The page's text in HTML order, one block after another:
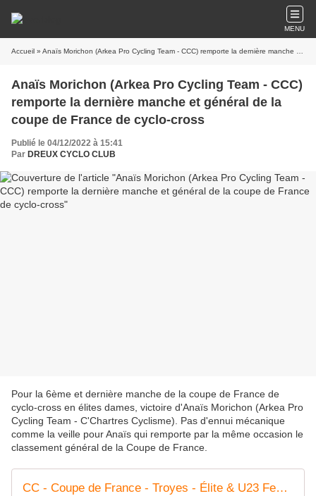
MENU
Accueil » Anaïs Morichon (Arkea Pro Cycling Team - CCC) remporte la dernière manche et général de la coupe de France de cyclo-cross
Anaïs Morichon (Arkea Pro Cycling Team - CCC)
remporte la dernière manche et général de la
coupe de France de cyclo-cross
Publié le 04/12/2022 à 15:41
Par DREUX CYCLO CLUB
Pour la 6ème et dernière manche de la coupe de France de
cyclo-cross en élites dames, victoire d'Anaïs Morichon (Arkea Pro
Cycling Team - C'Chartres Cyclisme). Pas d'ennui mécanique
comme la veille pour Anaïs qui remporte par la même occasion le
classement général de la Coupe de France.
CC - Coupe de France - Troyes - Élite & U23 Femmes #2 : Classement - Actualité - DirectVelo